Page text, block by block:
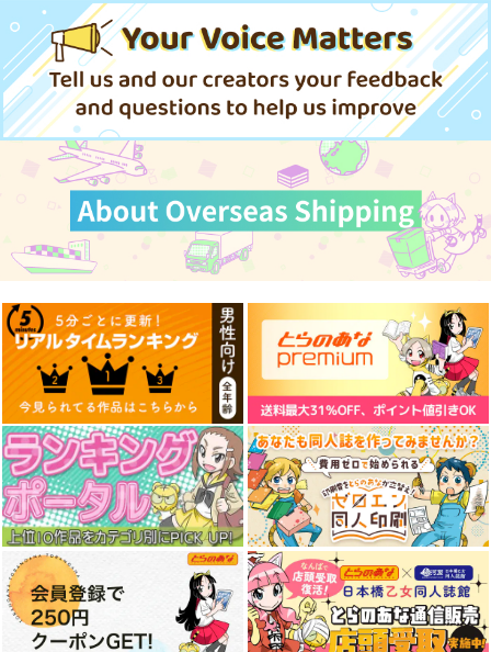
東方スライドキーホル
ダー 博麗霊夢
AbsoluteZero
990
博麗霊夢
サンプル
作品詳細
東方スライドキーホル
ダー 十六夜咲夜
AbsoluteZero
990
十六夜咲夜
サンプル
作品詳細
東方スライドキーホル
ダー 魂魄妖夢
AbsoluteZero
サンプル
作品詳細